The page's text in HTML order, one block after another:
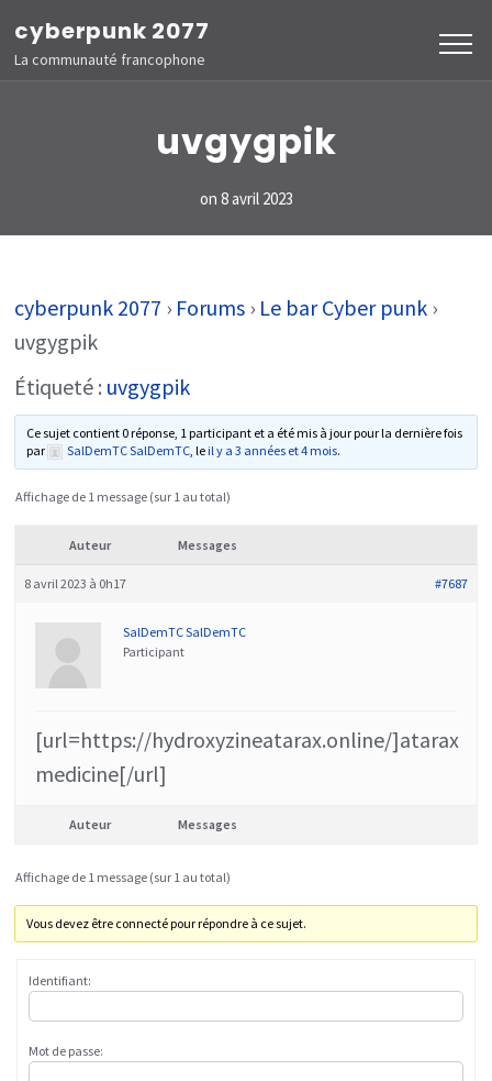
au
contenu
cyberpunk 2077
La communauté francophone
uvgygpik
on 8 avril 2023
cyberpunk 2077 › Forums › Le bar Cyber punk ›
uvgygpik
Étiqueté : uvgygpik
Ce sujet contient 0 réponse, 1 participant et a été mis à jour pour la dernière fois
par
SalDemTC SalDemTC, le il y a 3 années et 4 mois.
Affichage de 1 message (sur 1 au total)
Auteur Messages
8 avril 2023 à 0h17 #7687
SalDemTC SalDemTC
Participant
[url=https://hydroxyzineatarax.online/]atarax
medicine[/url]
Auteur Messages
Affichage de 1 message (sur 1 au total)
Vous devez être connecté pour répondre à ce sujet.
Identifiant:
Mot de passe: